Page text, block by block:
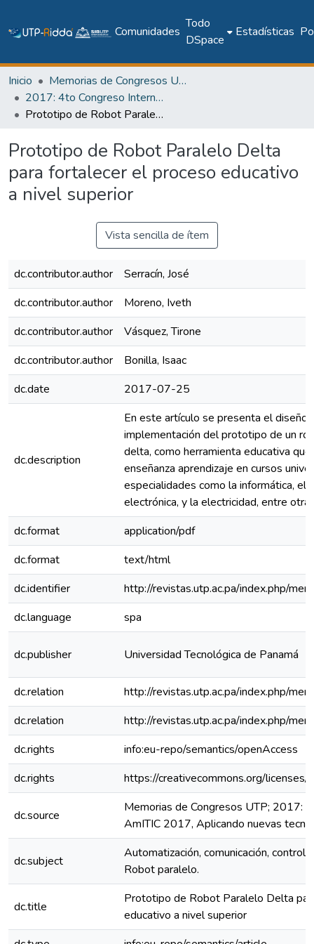
Comunidades
Todo
DSpace
Estadísticas
Inicio
Memorias de Congresos UTP
2017: 4to Congreso Internacional AmITIC 2017, Aplicando nuevas tecnologías
Prototipo de Robot Paralelo Delta para fortalecer el proceso educativo a nivel superior
Prototipo de Robot Paralelo Delta
para fortalecer el proceso educativo
a nivel superior
Vista sencilla de ítem
dc.contributor.author
Serracín, José
dc.contributor.author
Moreno, Iveth
dc.contributor.author
Vásquez, Tirone
dc.contributor.author
Bonilla, Isaac
dc.date
2017-07-25
dc.description
En este artículo se presenta el diseño,
implementación del prototipo de un
delta, como herramienta educativa
enseñanza aprendizaje en cursos
especialidades como la informática, el
electrónica, y la electricidad, entre
dc.format
application/pdf
dc.format
text/html
dc.identifier
http://revistas.utp.ac.pa/index.php/
dc.language
spa
dc.publisher Universidad Tecnológica de Panamá
dc.relation
http://revistas.utp.ac.pa/index.php/
dc.relation
http://revistas.utp.ac.pa/index.php/
dc.rights
info:eu-repo/semantics/openAccess
dc.rights
https://creativecommons.org/
dc.source
Memorias de Congresos UTP; 2017:
AmITIC 2017, Aplicando nuevas
dc.subject
Automatización, comunicación,
Robot paralelo.
dc.title
Prototipo de Robot Paralelo Delta
educativo a nivel superior